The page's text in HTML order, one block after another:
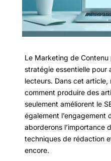
Le Marketing de Contenu
stratégie essentielle pour
lecteurs. Dans cet article,
comment produire des
seulement améliorent le
également l’engagement
aborderons l’importance
techniques de rédaction
encore.